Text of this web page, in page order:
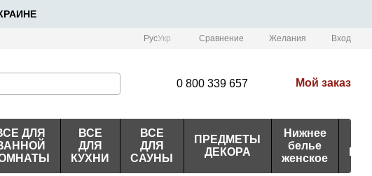
РусУкр Сравнение Желания Вход
0 800 339 657 Мой заказ
ДЛЯ
ВСЕ
ДЛЯ
КУХНИ
ВСЕ
ДЛЯ
САУНЫ
ПРЕДМЕТЫ
ДЕКОРА
Нижнее
белье
женское